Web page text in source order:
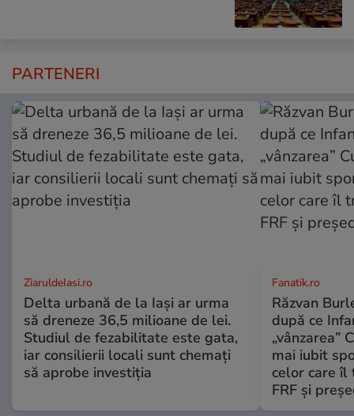
PARTENERI
ZiaruldeIasi.ro
Delta urbană de la Iași ar urma
să dreneze 36,5 milioane de lei.
Studiul de fezabilitate este gata,
iar consilierii locali sunt chemați
să aprobe investiția
Fanatik.ro
Răzvan
după ce
„vânzarea”
mai iubit
celor care îl
FRF şi